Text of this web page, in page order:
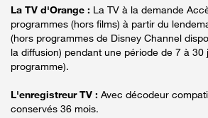
La TV d'Orange : La TV à la demande
programmes (hors films) à partir du
(hors programmes de Disney Channel
la diffusion) pendant une période de 7 à 30
programme).
L'enregistreur TV : Avec décodeur
conservés 36 mois.